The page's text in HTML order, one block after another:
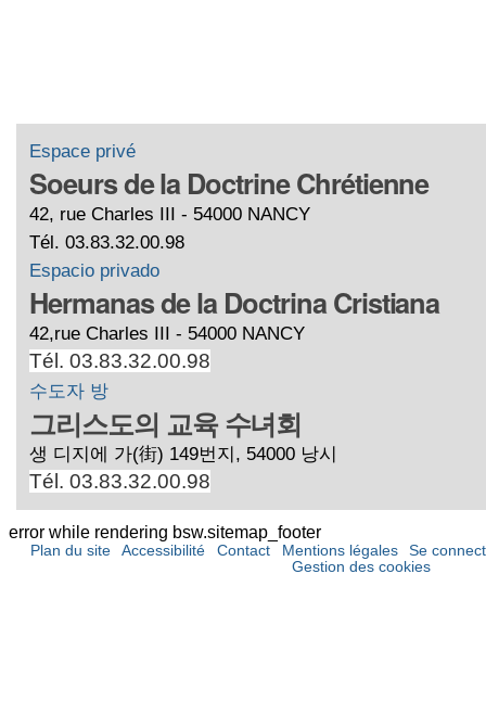
Espace privé
Soeurs de la Doctrine Chrétienne
42, rue Charles III - 54000 NANCY
Tél. 03.83.32.00.98
Espacio privado
Hermanas de la Doctrina Cristiana
42,rue Charles III - 54000 NANCY
Tél. 03.83.32.00.98
수도자 방
그리스도의 교육 수녀회
생 디지에 가(街) 149번지, 54000 낭시
Tél. 03.83.32.00.98
error while rendering bsw.sitemap_footer
Plan du site Accessibilité Contact Mentions légales
Se
Gestion des cookies